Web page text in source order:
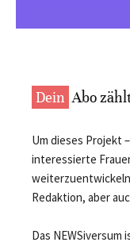
Dein Abo
Um dieses Projekt
interessierte
Redaktion, aber
Das